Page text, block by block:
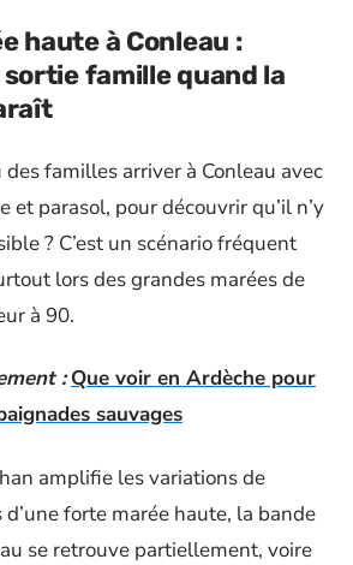
haute à Conleau :
famille quand la
des familles arriver à Conleau avec
et parasol, pour découvrir qu’il n’y
? C’est un scénario fréquent
lors des grandes marées de
à 90.
: Que voir en Ardèche pour
sauvages
amplifie les variations de
d’une forte marée haute, la bande
se retrouve partiellement, voire